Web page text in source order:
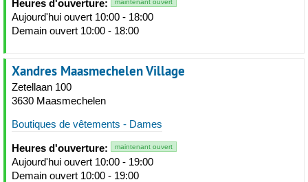
Heures d'ouverture: maintenant ouvert
Aujourd'hui ouvert 10:00 - 18:00
Demain ouvert 10:00 - 18:00
Xandres Maasmechelen Village
Zetellaan 100
3630 Maasmechelen
Boutiques de vêtements - Dames
Heures d'ouverture: maintenant ouvert
Aujourd'hui ouvert 10:00 - 19:00
Demain ouvert 10:00 - 19:00